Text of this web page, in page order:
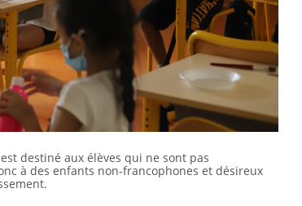
destiné aux élèves qui ne sont pas
à des enfants non-francophones et désireux